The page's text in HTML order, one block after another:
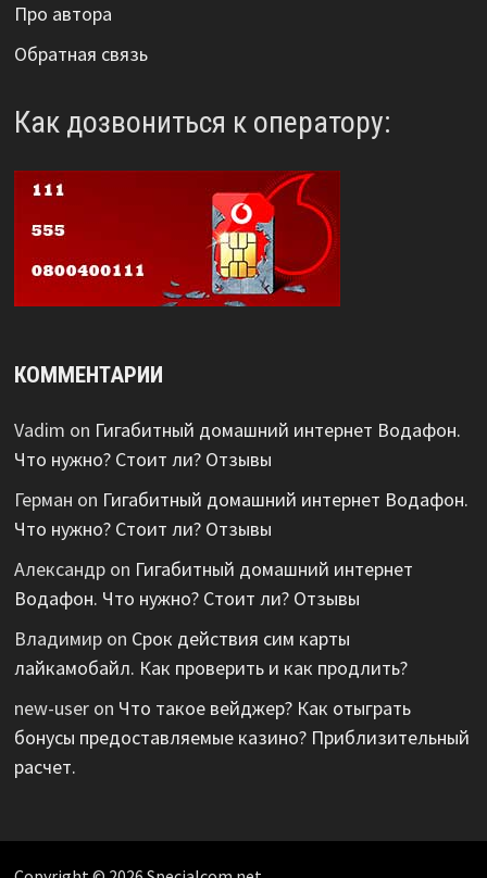
Про автора
Обратная связь
Как дозвониться к оператору:
КОММЕНТАРИИ
Vadim on Гигабитный домашний интернет Водафон.
Что нужно? Стоит ли? Отзывы
Герман on Гигабитный домашний интернет Водафон.
Что нужно? Стоит ли? Отзывы
Александрon Гигабитный домашний интернет
Водафон. Что нужно? Стоит ли? Отзывы
Владимирon Срок действия сим карты
лайкамобайл. Как проверить и как продлить?
new-useron Что такое вейджер? Как отыграть
бонусы предоставляемые казино? Приблизительный
расчет.